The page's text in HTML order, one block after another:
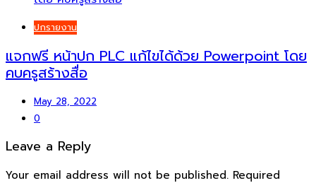
ปกรายงาน
แจกฟรี หน้าปก PLC แก้ไขได้ด้วย Powerpoint โดย
คบครูสร้างสื่อ
May 28, 2022
0
Leave a Reply
Your email address will not be published. Required